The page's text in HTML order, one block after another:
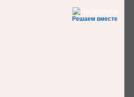
Решаем вместе